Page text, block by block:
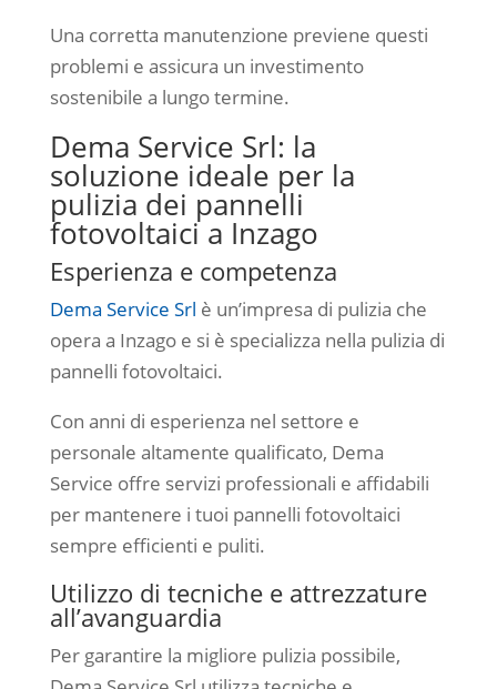
Una corretta manutenzione previene questi
problemi e assicura un investimento
sostenibile a lungo termine.
Dema Service Srl: la
soluzione ideale per la
pulizia dei pannelli
fotovoltaici a Inzago
Esperienza e competenza
Dema Service Srl è un’impresa di pulizia che
opera a Inzago e si è specializza nella pulizia di
pannelli fotovoltaici.
Con anni di esperienza nel settore e
personale altamente qualificato, Dema
Service offre servizi professionali e affidabili
per mantenere i tuoi pannelli fotovoltaici
sempre efficienti e puliti.
Utilizzo di tecniche e attrezzature
all’avanguardia
Per garantire la migliore pulizia possibile,